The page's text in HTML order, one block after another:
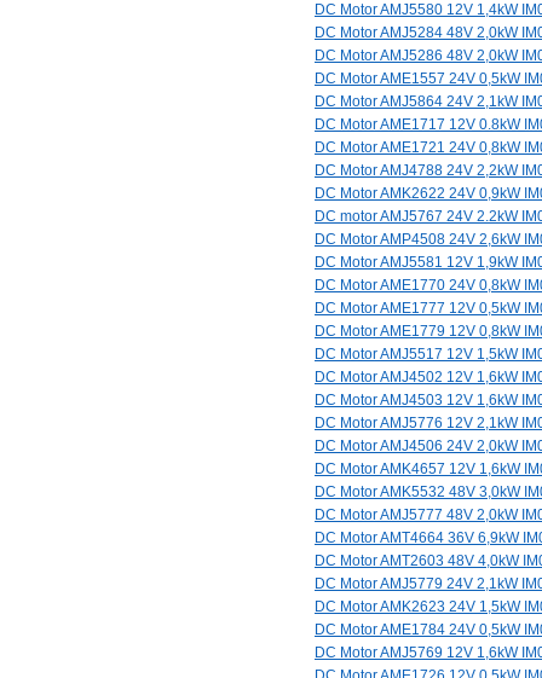
DC Motor AMJ5580 12V 1,4kW
DC Motor AMJ5284 48V 2,0kW
DC Motor AMJ5286 48V 2,0kW
DC Motor AME1557 24V 0,5kW
DC Motor AMJ5864 24V 2,1kW
DC Motor AME1717 12V 0.8kW
DC Motor AME1721 24V 0,8kW
DC Motor AMJ4788 24V 2,2kW
DC Motor AMK2622 24V 0,9kW
DC motor AMJ5767 24V 2.2kW
DC Motor AMP4508 24V 2,6kW
DC Motor AMJ5581 12V 1,9kW
DC Motor AME1770 24V 0,8kW
DC Motor AME1777 12V 0,5kW
DC Motor AME1779 12V 0,8kW
DC Motor AMJ5517 12V 1,5kW
DC Motor AMJ4502 12V 1,6kW
DC Motor AMJ4503 12V 1,6kW
DC Motor AMJ5776 12V 2,1kW
DC Motor AMJ4506 24V 2,0kW
DC Motor AMK4657 12V 1,6kW
DC Motor AMK5532 48V 3,0kW
DC Motor AMJ5777 48V 2,0kW
DC Motor AMT4664 36V 6,9kW
DC Motor AMT2603 48V 4,0kW
DC Motor AMJ5779 24V 2,1kW
DC Motor AMK2623 24V 1,5kW
DC Motor AME1784 24V 0,5kW
DC Motor AMJ5769 12V 1,6kW